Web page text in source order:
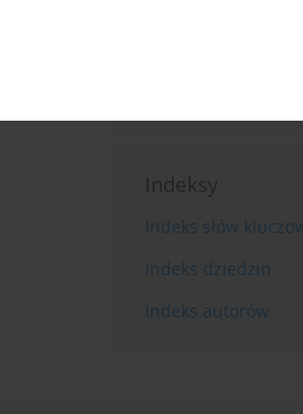
Wortioksetyna –
farmakologiczne i
zaburzeniach
Indeksy
Indeks słów
Indeks dziedzin
Indeks autorów